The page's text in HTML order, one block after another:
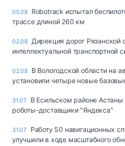
05.08 Robotrack испытал
трассе длиной 260 км
02.08 Дирекция дорог Рязанской
интеллектуальной транспортной
02.08 В Вологодской области на
установили четыре новые
31.07
В Есильском районе Астаны
роботы-доставщики "Яндекса"
31.07
Работу 50 навигационных
улучшили в ходе масштабного